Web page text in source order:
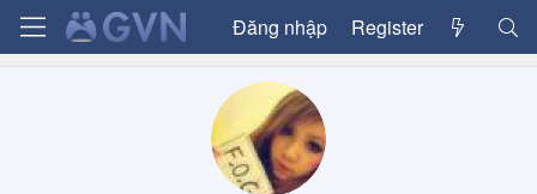
Đăng nhập Register